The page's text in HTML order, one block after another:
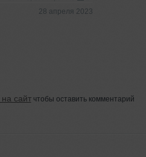
28 апреля 2023
сайтчтобы оставить комментарий